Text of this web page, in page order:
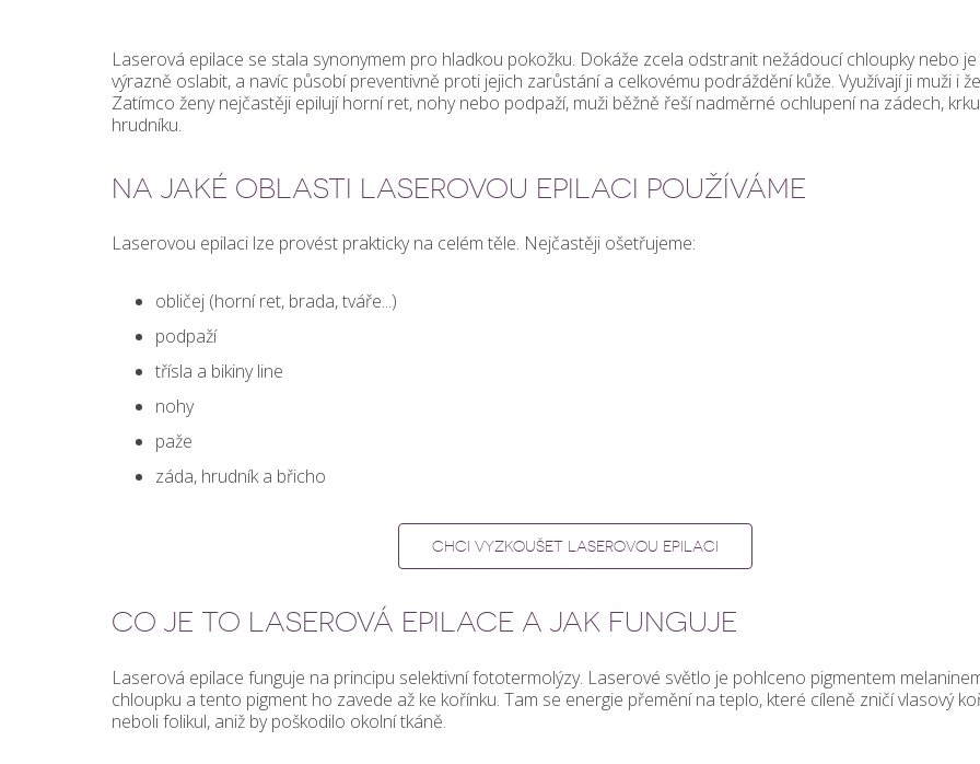
Laserová epilace se stala synonymem pro hladkou pokožku. Dokáže zcela odstranit nežádoucí chloupky nebo je
výrazně oslabit, a navíc působí preventivně proti jejich zarůstání a celkovému podráždění kůže. Využívají ji muži i
Zatímco ženy nejčastěji epilují horní ret, nohy nebo podpaží, muži běžně řeší nadměrné ochlupení na zádech,
hrudníku.
NA JAKÉ OBLASTI LASEROVOU EPILACI POUŽÍVÁME
Laserovou epilaci lze provést prakticky na celém těle. Nejčastěji ošetřujeme:
obličej (horní ret, brada, tváře...)
podpaží
třísla a bikiny line
nohy
paže
záda, hrudník a břicho
CHCI VYZKOUŠET LASEROVOU EPILACI
CO JE TO LASEROVÁ EPILACE A JAK FUNGUJE
Laserová epilace funguje na principu selektivní fototermolýzy. Laserové světlo je pohlceno pigmentem
chloupku a tento pigment ho zavede až ke kořínku. Tam se energie přemění na teplo, které cíleně zničí vlasový
neboli folikul, aniž by poškodilo okolní tkáně.